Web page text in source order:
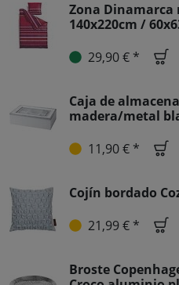
Zona Dinamarca
140x220cm /
29,90 € *
Caja de
madera/metal
11,90 € *
Cojín bordado
21,99 € *
Broste